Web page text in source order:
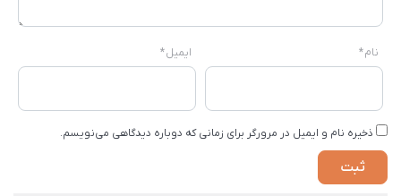
نام* ایمیل*
ذخیره نام و ایمیل در مرورگر برای زمانی که دوباره دیدگاهی می‌نویسم.